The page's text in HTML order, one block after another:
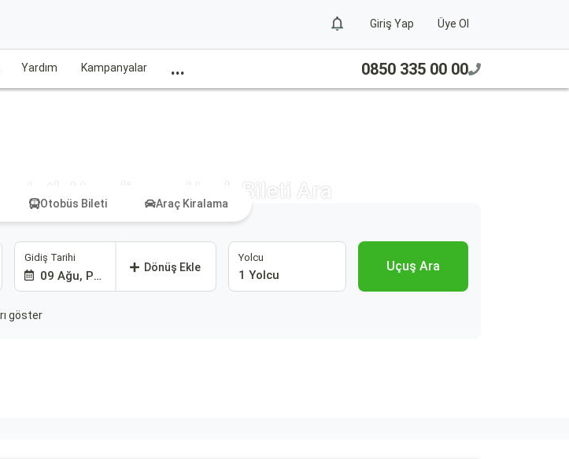
Giriş Yap Üye Ol
Yardım Kampanyalar ... 0850 335 00 00
Intl. Havalimanı Uçak Bileti Ara
Otobüs Bileti Araç Kiralama
Gidiş Tarihi
09 Ağu, Paz
Dönüş Ekle
Yolcu
1 Yolcu
Uçuş Ara
göster